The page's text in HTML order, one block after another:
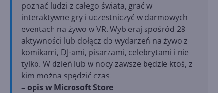
poznać ludzi z całego świata, grać w
interaktywne gry i uczestniczyć w darmowych
eventach na żywo w VR. Wybieraj spośród 28
aktywności lub dołącz do wydarzeń na żywo z
komikami, DJ-ami, pisarzami, celebrytami i nie
tylko. W dzień lub w nocy zawsze będzie ktoś, z
kim można spędzić czas.
– opis w Microsoft Store